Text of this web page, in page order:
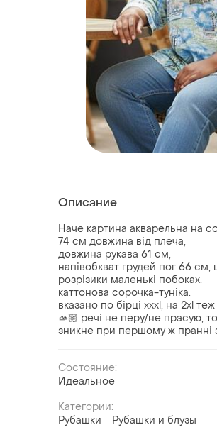
Описание
Наче картина акварельна на
74 см довжина від плеча,
довжина рукава 61 см,
напівобхват грудей пог 66
розрізики маленькі побоках.
каттонова сорочка-туніка.
вказано по бірці xxxl, на 2xl
🫴🏼 речі не перу/не прасую,
зникне при першому ж
Состояние:
Идеальное
Категории:
Рубашки
Рубашки и блузы